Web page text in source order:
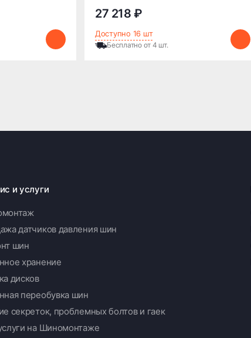
27 218 ₽
Доступно 16 шт
Бесплатно от 4 шт.
и услуги
датчиков давления шин
шин
хранение
дисков
переобувка шин
секреток, проблемных болтов и гаек
на Шиномонтаже